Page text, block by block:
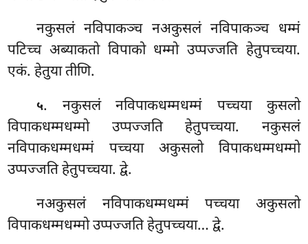
नकुसलं नविपाकञ्च नअकुसलं नविपाकञ्च धम्मं
पटिच्च अब्याकतो विपाको धम्मो उप्पज्जति हेतुपच्चया.
एकं. हेतुया तीणि.
५. नकुसलं नविपाकधम्मधम्मं पच्चया कुसलो
विपाकधम्मधम्मो उप्पज्जति हेतुपच्चया. नकुसलं
नविपाकधम्मधम्मं पच्चया अकुसलो विपाकधम्मधम्मो
उप्पज्जति हेतुपच्चया. द्वे.
नअकुसलं नविपाकधम्मधम्मं पच्चया अकुसलो
विपाकधम्मधम्मो उप्पज्जति हेतुपच्चया… द्वे.